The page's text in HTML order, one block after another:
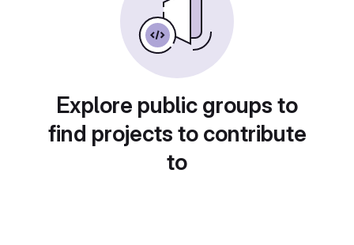
Explore public groups to
find projects to contribute
to